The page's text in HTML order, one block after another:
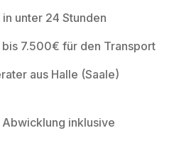
unter 24 Stunden
7.500€ für den Transport
aus Halle (Saale)
inklusive